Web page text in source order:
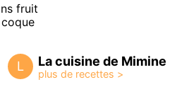
fruit
L La cuisine de Mimine